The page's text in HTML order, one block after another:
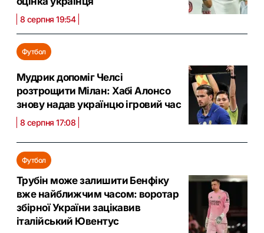
8 серпня 19:54
Футбол
Мудрик допоміг Челсі
розтрощити Мілан: Хабі Алонсо
знову надав українцю ігровий час
8 серпня 17:08
Футбол
Трубін може залишити Бенфіку
вже найближчим часом: воротар
збірної України зацікавив
італійський Ювентус